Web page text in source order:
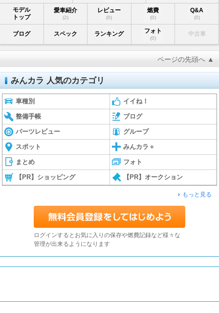
モデル
トップ
愛車紹介
(2)
レビュー
(0)
燃費
(0)
Q&A
(0)
ブログ スペック ランキング フォト
(0)
中古車
ページの先頭へ ▲
みんカラ 人気のカテゴリ
車種別 イイね！
整備手帳 ブログ
パーツレビュー グループ
スポット みんカラ＋
まとめ フォト
【PR】ショッピング 【PR】オークション
もっと見る
ログインするとお気に入りの保存や燃費記録など様々な
管理が出来るようになります